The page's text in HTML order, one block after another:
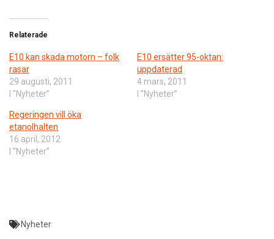
Relaterade
E10 kan skada motorn – folk
rasar
29 augusti, 2011
I ”Nyheter”
E10 ersätter 95-oktan:
uppdaterad
4 mars, 2011
I ”Nyheter”
Regeringen vill öka
etanolhalten
16 april, 2012
I ”Nyheter”
Nyheter